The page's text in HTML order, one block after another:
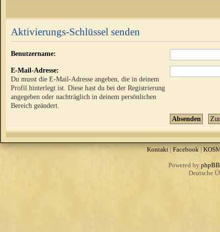
Aktivierungs-Schlüssel senden
Benutzername:
E-Mail-Adresse:
Du musst die E-Mail-Adresse angeben, die in deinem
Profil hinterlegt ist. Diese hast du bei der Registrierung
angegeben oder nachträglich in deinem persönlichen
Bereich geändert.
Kontakt| Facebook |
Powered by phpBB
Deutsche